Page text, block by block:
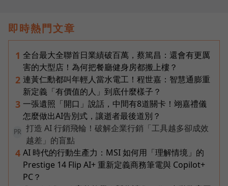
即時熱門文章
1 全台最大全聯首日業績破百萬，蔡篤昌：還會有更厲
害的大型店！為何把餐廳健身房都搬上樓？
2 連黃仁勳都叫年輕人當水電工！程世嘉：智慧通膨重
新定義「有價值的人」到底什麼樣子？
3 一張遺照「開口」說話，中間有8道關卡！翊嘉禮儀
怎麼做出AI告別式，讓逝者最後道別？
PR
打造 AI 行銷飛輪！破解企業行銷「工具越多卻成效
越差」的盲點
4 AI 時代的行動生產力：MSI 如何用「理解情境」的
Prestige 14 Flip AI+ 重新定義商務筆電與 Copilot+
PC？